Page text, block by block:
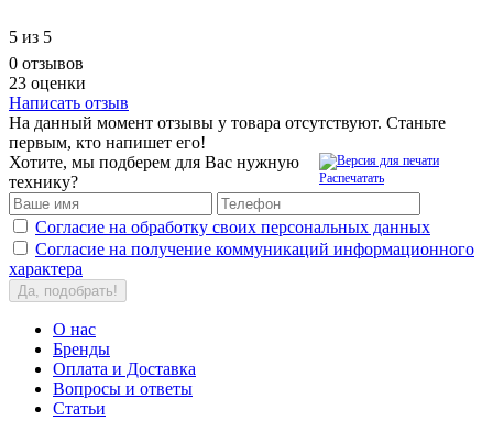
5 из 5
0 отзывов
23 оценки
Написать отзыв
На данный момент отзывы у товара отсутствуют. Станьте
первым, кто напишет его!
Распечатать
Хотите, мы подберем для Вас нужную
технику?
Согласие на обработку своих персональных данных
Согласие на получение коммуникаций информационного
характера
Да, подобрать!
О нас
Бренды
Оплата и Доставка
Вопросы и ответы
Статьи